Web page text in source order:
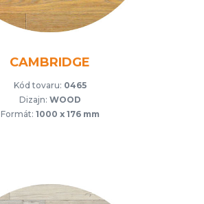
CAMBRIDGE
Kód tovaru: 0465
Dizajn: WOOD
Formát: 1000 x 176 mm